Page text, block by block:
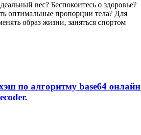
вес? Беспокоитесь о здоровье?
оптимальные пропорции тела? Для
образ жизни, заняться спортом
по алгоритму base64